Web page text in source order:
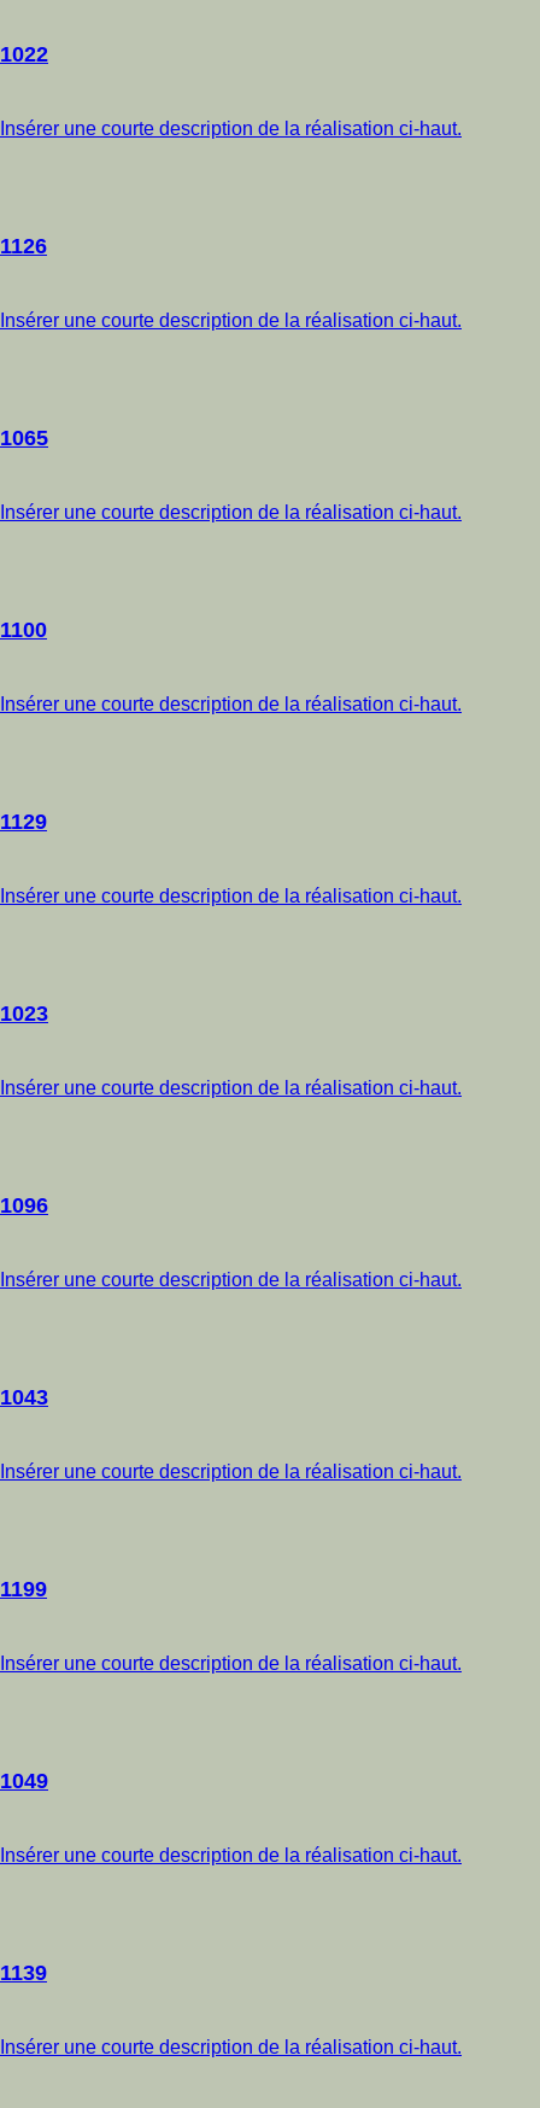
1022
Insérer une courte description de la réalisation ci-haut.
1126
Insérer une courte description de la réalisation ci-haut.
1065
Insérer une courte description de la réalisation ci-haut.
1100
Insérer une courte description de la réalisation ci-haut.
1129
Insérer une courte description de la réalisation ci-haut.
1023
Insérer une courte description de la réalisation ci-haut.
1096
Insérer une courte description de la réalisation ci-haut.
1043
Insérer une courte description de la réalisation ci-haut.
1199
Insérer une courte description de la réalisation ci-haut.
1049
Insérer une courte description de la réalisation ci-haut.
1139
Insérer une courte description de la réalisation ci-haut.